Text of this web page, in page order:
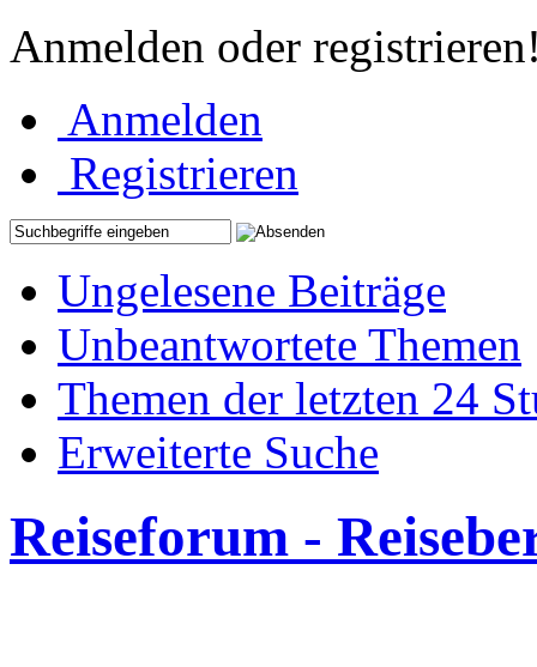
Anmelden oder
Anmelden
Registrieren
Ungelesene Beiträge
Unbeantwortete Themen
Themen der letzten 24
Erweiterte Suche
Reiseforum -